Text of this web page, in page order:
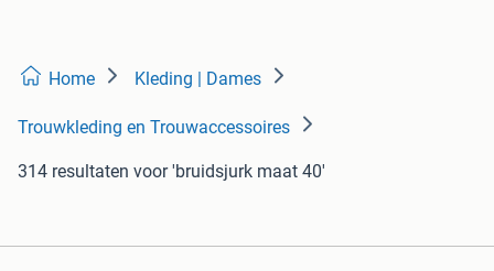
Home Kleding | Dames
Trouwkleding en Trouwaccessoires
314 resultaten voor 'bruidsjurk maat 40'